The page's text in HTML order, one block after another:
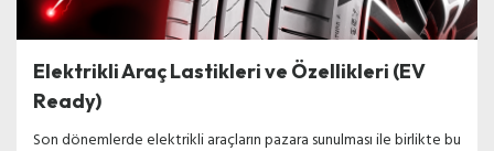
Elektrikli Araç Lastikleri ve Özellikleri (EV
Ready)
Son dönemlerde elektrikli araçların pazara sunulması ile birlikte bu